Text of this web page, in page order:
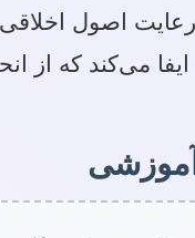
اصول
ایفا می‌کند که
آموزشی